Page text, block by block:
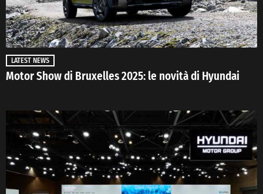
LATEST NEWS
Motor Show di Bruxelles 2025: le novità di Hyundai